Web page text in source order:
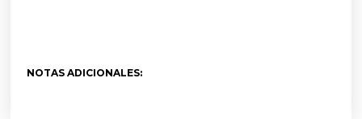
NOTAS ADICIONALES: